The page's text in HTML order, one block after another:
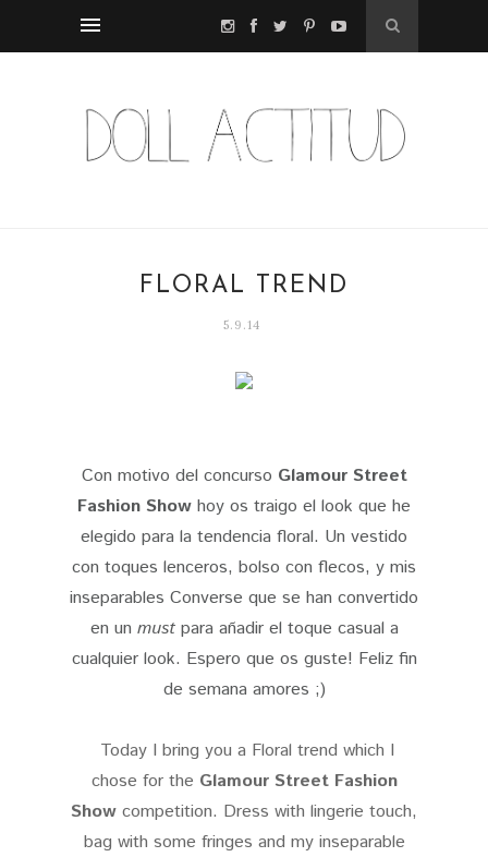
FLORAL TREND
5.9.14
Con motivo del concurso Glamour Street
Fashion Show hoy os traigo el look que he
elegido para la tendencia floral. Un vestido
con toques lenceros, bolso con flecos, y mis
inseparables Converse que se han convertido
en un mustpara añadir el toque casual a
cualquier look. Espero que os guste! Feliz fin
de semana amores ;)
Today I bring you a Floral trend which I
chose for the Glamour Street Fashion
Show competition. Dress with lingerie touch,
bag with some fringes and my inseparable